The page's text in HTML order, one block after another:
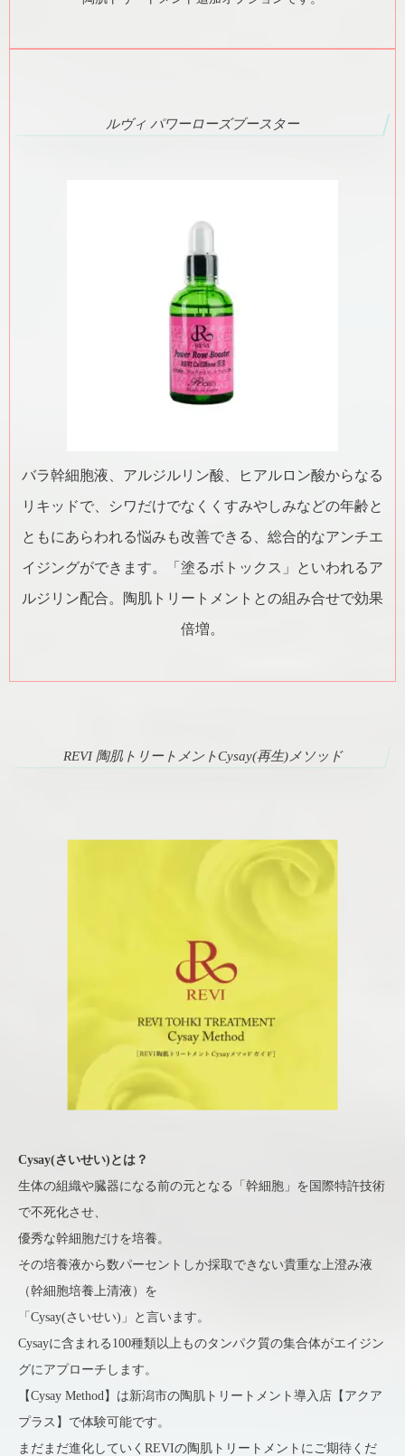
ルヴィ パワーローズブースター
バラ幹細胞液、アルジルリン酸、ヒアルロン酸からなる
リキッドで、シワだけでなくくすみやしみなどの年齢と
ともにあらわれる悩みも改善できる、総合的なアンチエ
イジングができます。「塗るボトックス」といわれるア
ルジリン配合。陶肌トリートメントとの組み合せで効果
倍増。
REVI 陶肌トリートメントCysay(再生)メソッド
Cysay(さいせい)とは？
生体の組織や臓器になる前の元となる「幹細胞」を国際特許技術
で不死化させ、
優秀な幹細胞だけを培養。
その培養液から数パーセントしか採取できない貴重な上澄み液
（幹細胞培養上清液）を
「Cysay(さいせい)」と言います。
Cysayに含まれる100種類以上ものタンパク質の集合体がエイジン
グにアプローチします。
【Cysay Method】は新潟市の陶肌トリートメント導入店【アクア
プラス】で体験可能です。
まだまだ進化していくREVIの陶肌トリートメントにご期待くだ